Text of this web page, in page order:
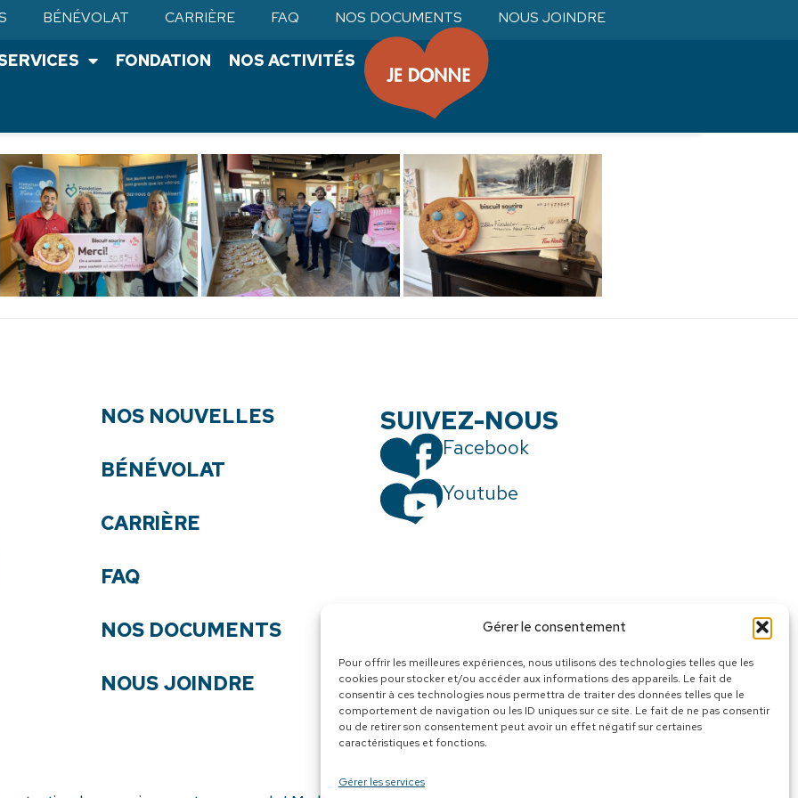
Gérer le consentement
Pour offrir les meilleures expériences, nous utilisons des technologies telles que les
cookies pour stocker et/ou accéder aux informations des appareils. Le fait de
consentir à ces technologies nous permettra de traiter des données telles que le
comportement de navigation ou les ID uniques sur ce site. Le fait de ne pas consentir
ou de retirer son consentement peut avoir un effet négatif sur certaines
caractéristiques et fonctions.
Gérer les services
BÉNÉVOLAT CARRIÈRE FAQ NOS DOCUMENTS NOUS JOINDRE
FONDATION NOS ACTIVITÉS
NOS NOUVELLES
BÉNÉVOLAT
CARRIÈRE
FAQ
NOS DOCUMENTS
NOUS JOINDRE
SUIVEZ-NOUS
Facebook
Youtube